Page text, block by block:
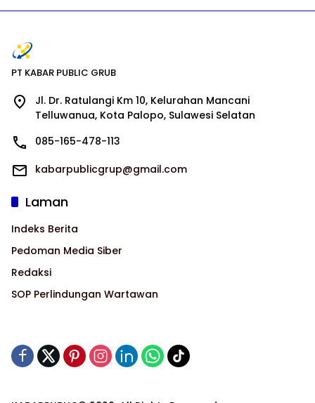
PT KABAR PUBLIC GRUB
Jl. Dr. Ratulangi Km 10, Kelurahan Mancani
Telluwanua, Kota Palopo, Sulawesi Selatan
085-165-478-113
kabarpublicgrup@gmail.com
Laman
Indeks Berita
Pedoman Media Siber
Redaksi
SOP Perlindungan Wartawan